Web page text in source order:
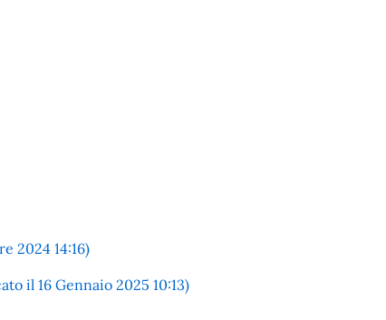
2024 14:16)
il 16 Gennaio 2025 10:13)